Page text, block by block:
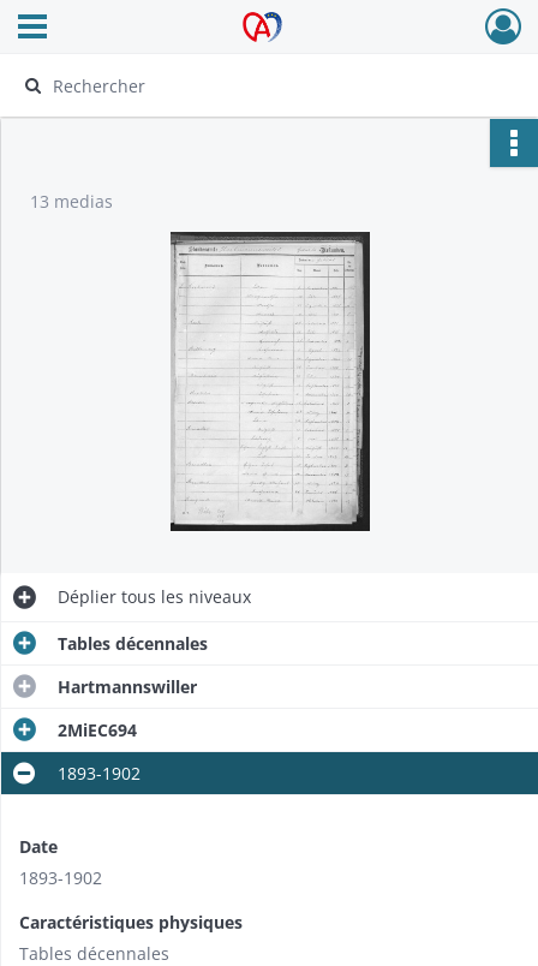
Archives Alsace - Colmar
Ouvrir le menu déroulant
13 medias
Déplier tous les niveaux
Tables décennales
Hartmannswiller
2MiEC694
1893-1902
Date
1893-1902
Caractéristiques physiques
Tables décennales